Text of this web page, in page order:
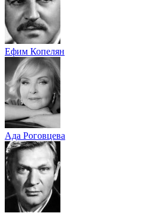
Ефим Копелян
Ада Роговцева